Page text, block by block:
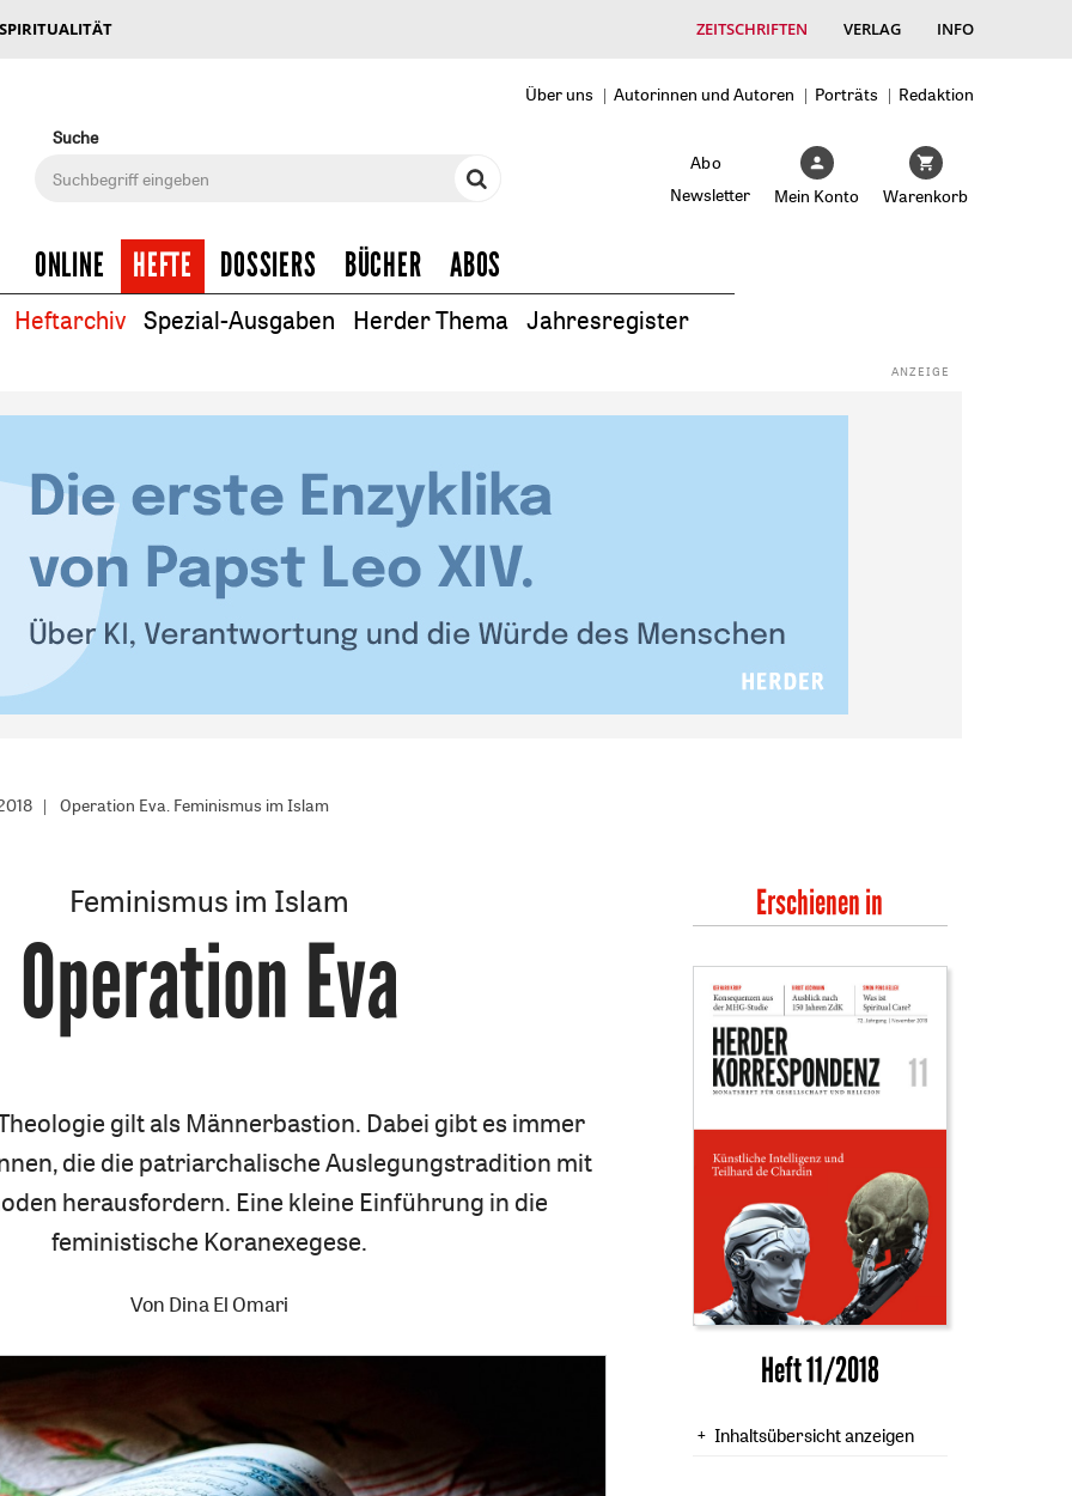
ZEITSCHRIFTEN VERLAG INFO
Über uns Autorinnen und Autoren Porträts
Redaktion
Suche
Abo
Newsletter
Mein Konto Warenkorb
ONLINE HEFTE DOSSIERS BÜCHER ABOS
Heftarchiv Spezial-Ausgaben Herder Thema Jahresregister
Operation Eva. Feminismus im Islam
Feminismus im Islam
:
Operation Eva
gilt als Männerbastion. Dabei gibt es immer
die die patriarchalische Auslegungstradition mit
herausfordern. Eine kleine Einführung in die
feministische Koranexegese.
Von Dina El Omari
Erschienen in
Heft 11/2018
Inhaltsübersicht anzeigen